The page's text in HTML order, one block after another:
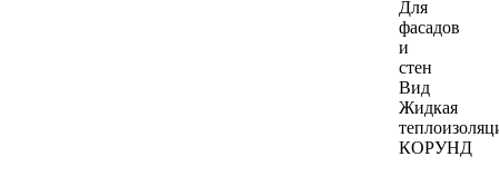
Для
фасадов
и
стен
Вид
Жидкая
КОРУНД